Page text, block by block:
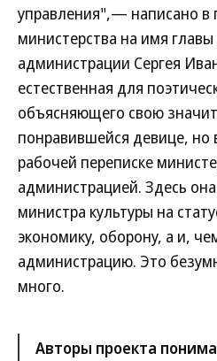
управления",— написано в
министерства на имя
администрации Сергея
естественная для
объясняющего свою
понравившейся девице, но
рабочей переписке
администрацией. Здесь
министра культуры на
экономику, оборону, а и,
администрацию. Это
много.
Авторы проекта